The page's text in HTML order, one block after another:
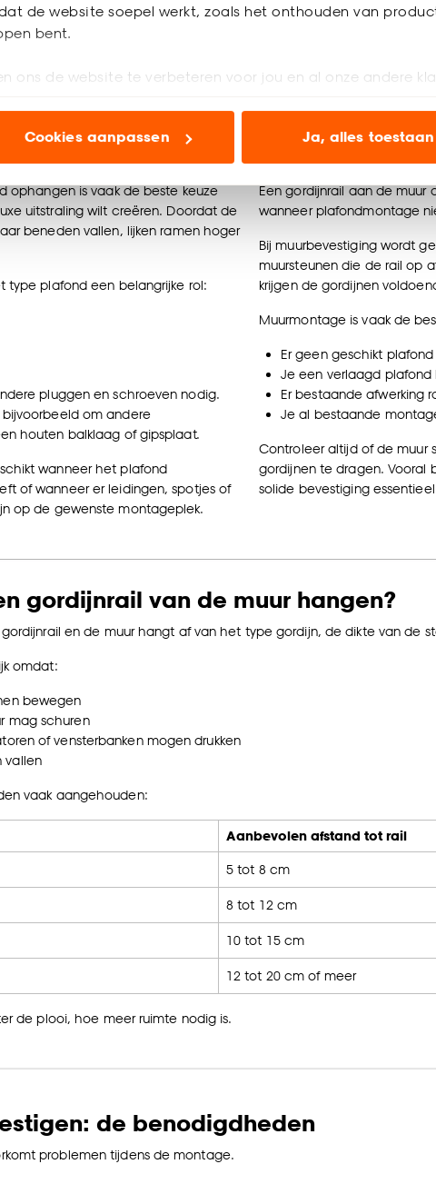
de website soepel werkt, zoals het onthouden van
bent.
ons de website te verbeteren voor jou en al onze andere
en communicatie.
van alle cookies, of klik op ‘weigeren’ om alleen de
kunt er ook voor kiezen om bepaalde cookies wel of niet te
te klikken.
nog kan aanpassen, bekijk hiervoor onze
Cookies aanpassen Ja, alles toestaan
plafond ophangen
ophangen is vaak de beste keuze
uitstraling wilt creëren. Doordat de
beneden vallen, lijken ramen hoger
type plafond een belangrijke rol:
pluggen en schroeven nodig.
om andere
houten balklaag of gipsplaat.
wanneer het plafond
of wanneer er leidingen, spotjes of
op de gewenste montageplek.
Gordijnrail aan
Een gordijnrail aan de muur
wanneer plafondmontage
Bij muurbevestiging wordt
muursteunen die de rail op
krijgen de gordijnen
Muurmontage is vaak de
Er geen geschikt
Je een verlaagd
Er bestaande afwerking
Je al bestaande
Controleer altijd of de muur
gordijnen te dragen. Vooral
solide bevestiging
gordijnrail van de muur hangen?
en de muur hangt af van het type gordijn, de dikte van de
omdat:
bewegen
mag schuren
of vensterbanken mogen drukken
vallen
vaak aangehouden:
Aanbevolen afstand tot rail
5 tot 8 cm
8 tot 12 cm
10 tot 15 cm
12 tot 20 cm of meer
de plooi, hoe meer ruimte nodig is.
de benodigdheden
problemen tijdens de montage.